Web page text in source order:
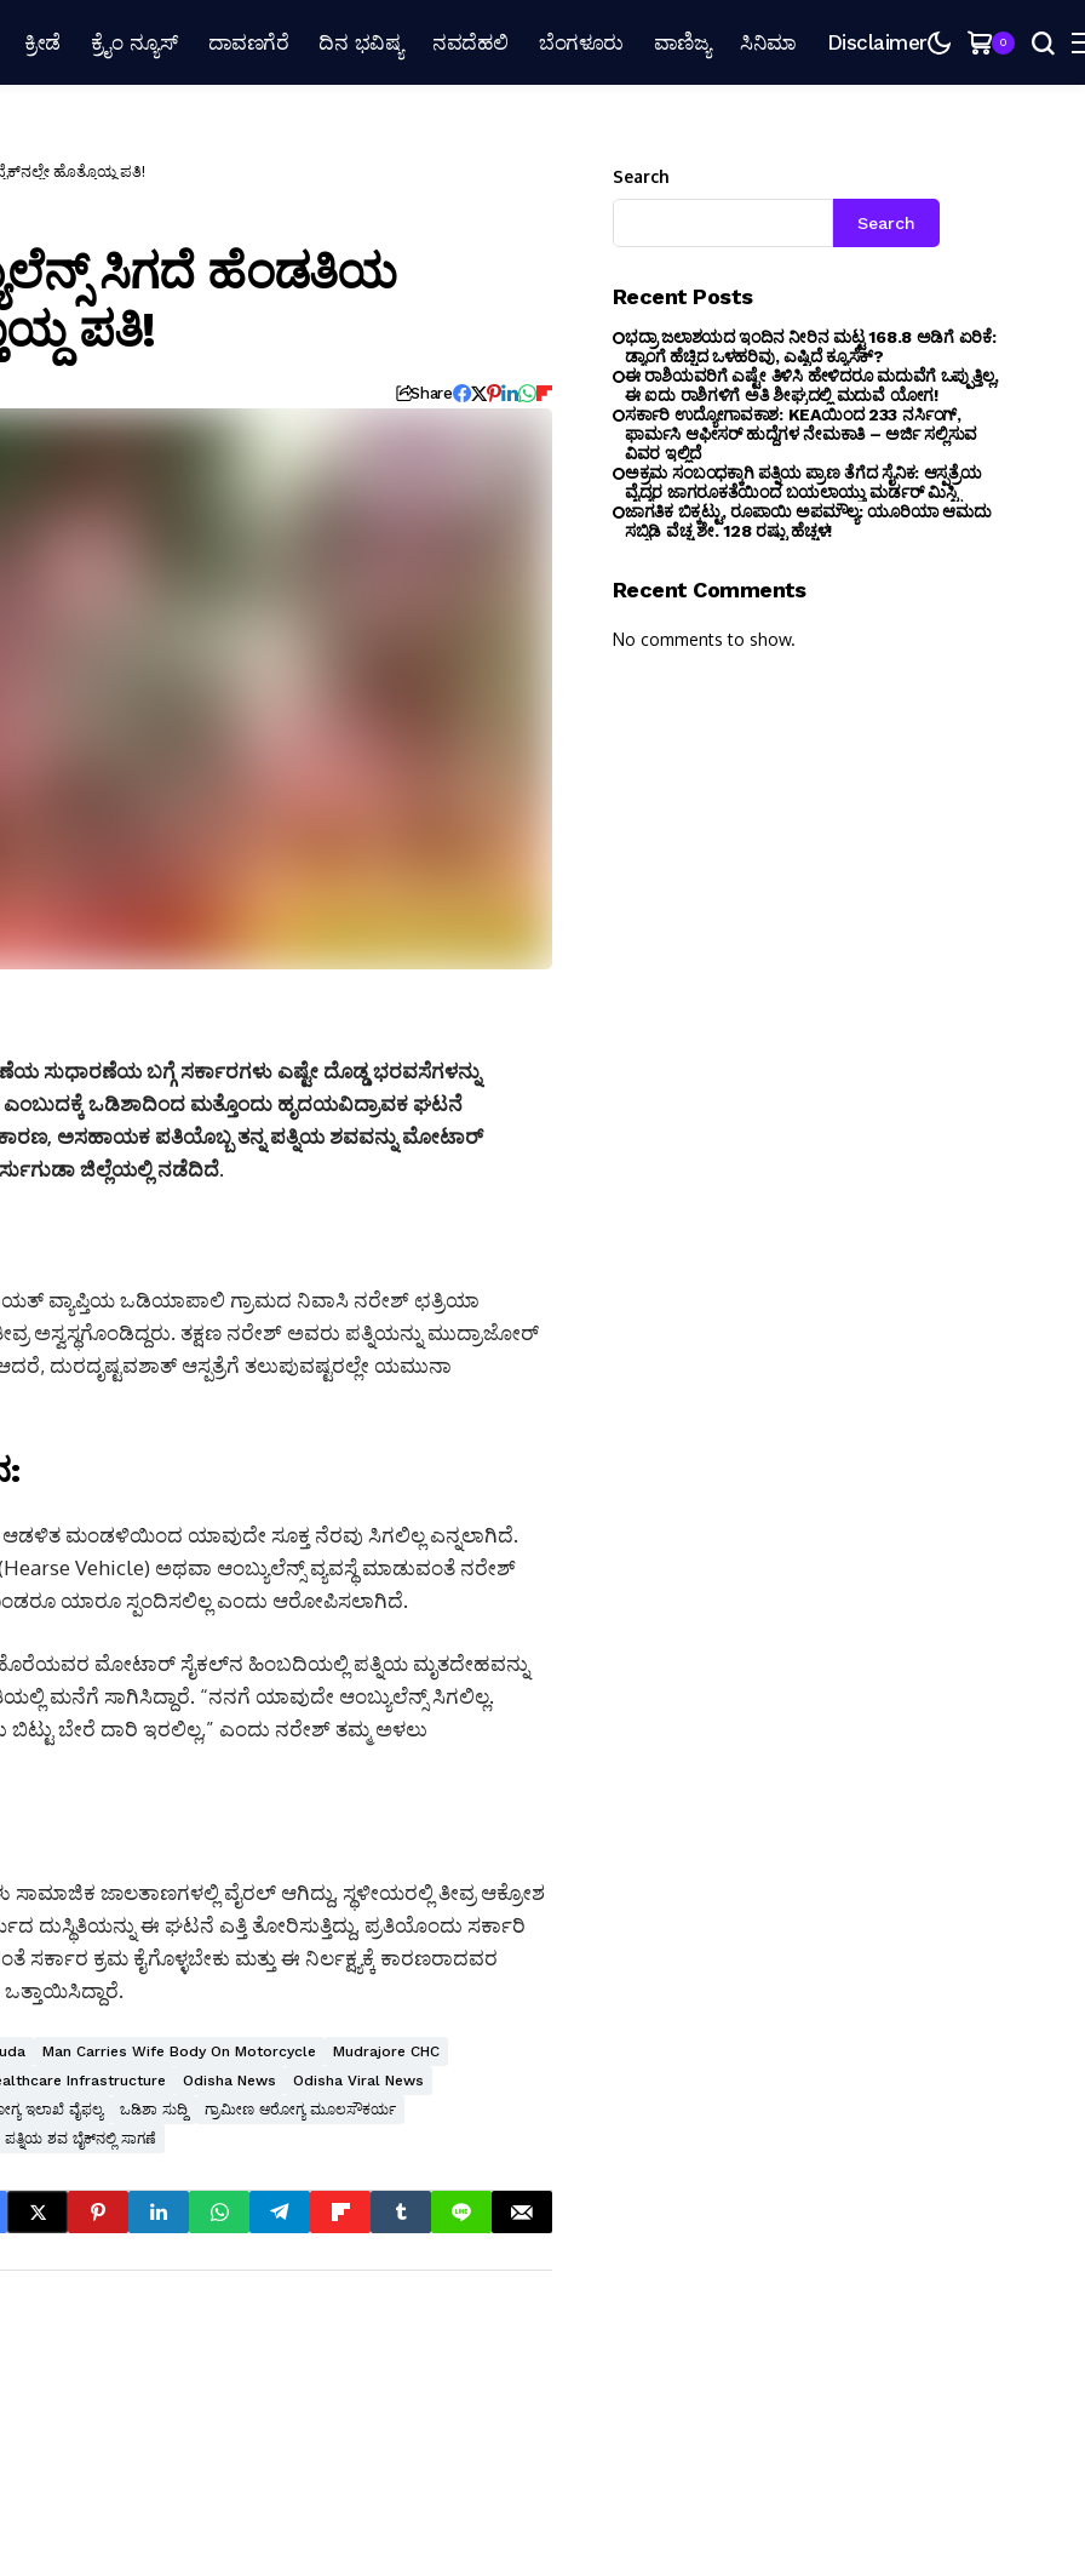
ಕ್ರೀಡೆ ಕ್ರೈಂ ನ್ಯೂಸ್ ದಾವಣಗೆರೆ ದಿನ ಭವಿಷ್ಯ ನವದೆಹಲಿ ಬೆಂಗಳೂರು ವಾಣಿಜ್ಯ ಸಿನಿಮಾ Disclaimer 0
ಹೊತ್ತೊಯ್ದ ಪತಿ!
ಸಿಗದೆ ಹೆಂಡತಿಯ
ಪತಿ!
Share
ಸುಧಾರಣೆಯ ಬಗ್ಗೆ ಸರ್ಕಾರಗಳು ಎಷ್ಟೇ ದೊಡ್ಡ ಭರವಸೆಗಳನ್ನು
ಎಂಬುದಕ್ಕೆ ಒಡಿಶಾದಿಂದ ಮತ್ತೊಂದು ಹೃದಯವಿದ್ರಾವಕ ಘಟನೆ
ಅಸಹಾಯಕ ಪತಿಯೊಬ್ಬ ತನ್ನ ಪತ್ನಿಯ ಶವವನ್ನು ಮೋಟಾರ್
ಜಿಲ್ಲೆಯಲ್ಲಿ ನಡೆದಿದೆ.
ವ್ಯಾಪ್ತಿಯ ಒಡಿಯಾಪಾಲಿ ಗ್ರಾಮದ ನಿವಾಸಿ ನರೇಶ್ ಛತ್ರಿಯಾ
ಅಸ್ವಸ್ಥಗೊಂಡಿದ್ದರು. ತಕ್ಷಣ ನರೇಶ್ ಅವರು ಪತ್ನಿಯನ್ನು ಮುದ್ರಾಜೋರ್
ದುರದೃಷ್ಟವಶಾತ್ ಆಸ್ಪತ್ರೆಗೆ ತಲುಪುವಷ್ಟರಲ್ಲೇ ಯಮುನಾ
ಮಂಡಳಿಯಿಂದ ಯಾವುದೇ ಸೂಕ್ತ ನೆರವು ಸಿಗಲಿಲ್ಲ ಎನ್ನಲಾಗಿದೆ.
Vehicle) ಅಥವಾ ಆಂಬ್ಯುಲೆನ್ಸ್ ವ್ಯವಸ್ಥೆ ಮಾಡುವಂತೆ ನರೇಶ್
ಯಾರೂ ಸ್ಪಂದಿಸಲಿಲ್ಲ ಎಂದು ಆರೋಪಿಸಲಾಗಿದೆ.
ಮೋಟಾರ್ ಸೈಕಲ್‌ನ ಹಿಂಬದಿಯಲ್ಲಿ ಪತ್ನಿಯ ಮೃತದೇಹವನ್ನು
ಮನೆಗೆ ಸಾಗಿಸಿದ್ದಾರೆ. “ನನಗೆ ಯಾವುದೇ ಆಂಬ್ಯುಲೆನ್ಸ್ ಸಿಗಲಿಲ್ಲ.
ಬಿಟ್ಟು ಬೇರೆ ದಾರಿ ಇರಲಿಲ್ಲ,” ಎಂದು ನರೇಶ್ ತಮ್ಮ ಅಳಲು
ಜಾಲತಾಣಗಳಲ್ಲಿ ವೈರಲ್ ಆಗಿದ್ದು, ಸ್ಥಳೀಯರಲ್ಲಿ ತೀವ್ರ ಆಕ್ರೋಶ
ಈ ಘಟನೆ ಎತ್ತಿ ತೋರಿಸುತ್ತಿದ್ದು, ಪ್ರತಿಯೊಂದು ಸರ್ಕಾರಿ
ಕ್ರಮ ಕೈಗೊಳ್ಳಬೇಕು ಮತ್ತು ಈ ನಿರ್ಲಕ್ಷ್ಯಕ್ಕೆ ಕಾರಣರಾದವರ
Man Carries Wife Body On Motorcycle
Mudrajore CHC
Infrastructure Odisha News
Odisha Viral News
ಇಲಾಖೆ ವೈಫಲ್ಯ ಒಡಿಶಾ ಸುದ್ದಿ
ಗ್ರಾಮೀಣ ಆರೋಗ್ಯ ಮೂಲಸೌಕರ್ಯ
ಪತ್ನಿಯ ಶವ ಬೈಕ್‌ನಲ್ಲಿ ಸಾಗಣೆ
Search
Search
Recent Posts
ಭದ್ರಾ ಜಲಾಶಯದ ಇಂದಿನ ನೀರಿನ ಮಟ್ಟ 168.8 ಅಡಿಗೆ ಏರಿಕೆ:
ಡ್ಯಾಂಗೆ ಹೆಚ್ಚಿದ ಒಳಹರಿವು, ಎಷ್ಟಿದೆ ಕ್ಯೂಸೆಕ್?
ಈ ರಾಶಿಯವರಿಗೆ ಎಷ್ಟೇ ತಿಳಿಸಿ ಹೇಳಿದರೂ ಮದುವೆಗೆ ಒಪ್ಪುತ್ತಿಲ್ಲ,
ಈ ಐದು ರಾಶಿಗಳಿಗೆ ಅತಿ ಶೀಘ್ರದಲ್ಲಿ ಮದುವೆ ಯೋಗ!
ಸರ್ಕಾರಿ ಉದ್ಯೋಗಾವಕಾಶ: KEAಯಿಂದ 233 ನರ್ಸಿಂಗ್,
ಫಾರ್ಮಸಿ ಆಫೀಸರ್ ಹುದ್ದೆಗಳ ನೇಮಕಾತಿ – ಅರ್ಜಿ ಸಲ್ಲಿಸುವ
ವಿವರ ಇಲ್ಲಿದೆ
ಅಕ್ರಮ ಸಂಬಂಧಕ್ಕಾಗಿ ಪತ್ನಿಯ ಪ್ರಾಣ ತೆಗೆದ ಸೈನಿಕ: ಆಸ್ಪತ್ರೆಯ
ವೈದ್ಯರ ಜಾಗರೂಕತೆಯಿಂದ ಬಯಲಾಯ್ತು ಮರ್ಡರ್ ಮಿಸ್ಟ್ರಿ
ಜಾಗತಿಕ ಬಿಕ್ಕಟ್ಟು, ರೂಪಾಯಿ ಅಪಮೌಲ್ಯ: ಯೂರಿಯಾ ಆಮದು
ಸಬ್ಸಿಡಿ ವೆಚ್ಚ ಶೇ. 128 ರಷ್ಟು ಹೆಚ್ಚಳ!
Recent Comments
No comments to show.